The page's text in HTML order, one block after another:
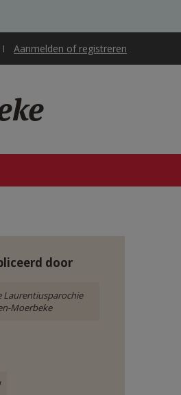
Aanmelden of registreren
door
Laurentiusparochie
Moerbeke